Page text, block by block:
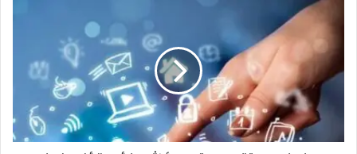
يشهد تغييراً، إذ سيقام من أربعة أقسام على أن يتأهل الأول
والثاني إلى الدوري الممتاز.
وتابع: «كما لن تشهد بطولتا كأس سمو الأمير وولي العهد
تغييرات تذكر إذ ستقامان بنظام خروج المغلوب من مباراة واحدة،
وسيأتي بطل كل بطولة على رأس إحدى المجموعتين، فيما يأتي
بطول الدوري على رأس المجموعة الأخرى في كل من البطولتين